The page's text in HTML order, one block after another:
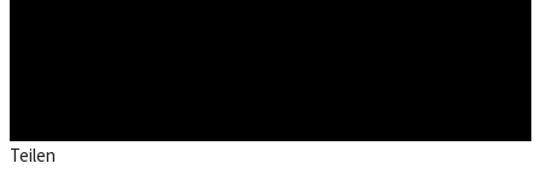
Teilen